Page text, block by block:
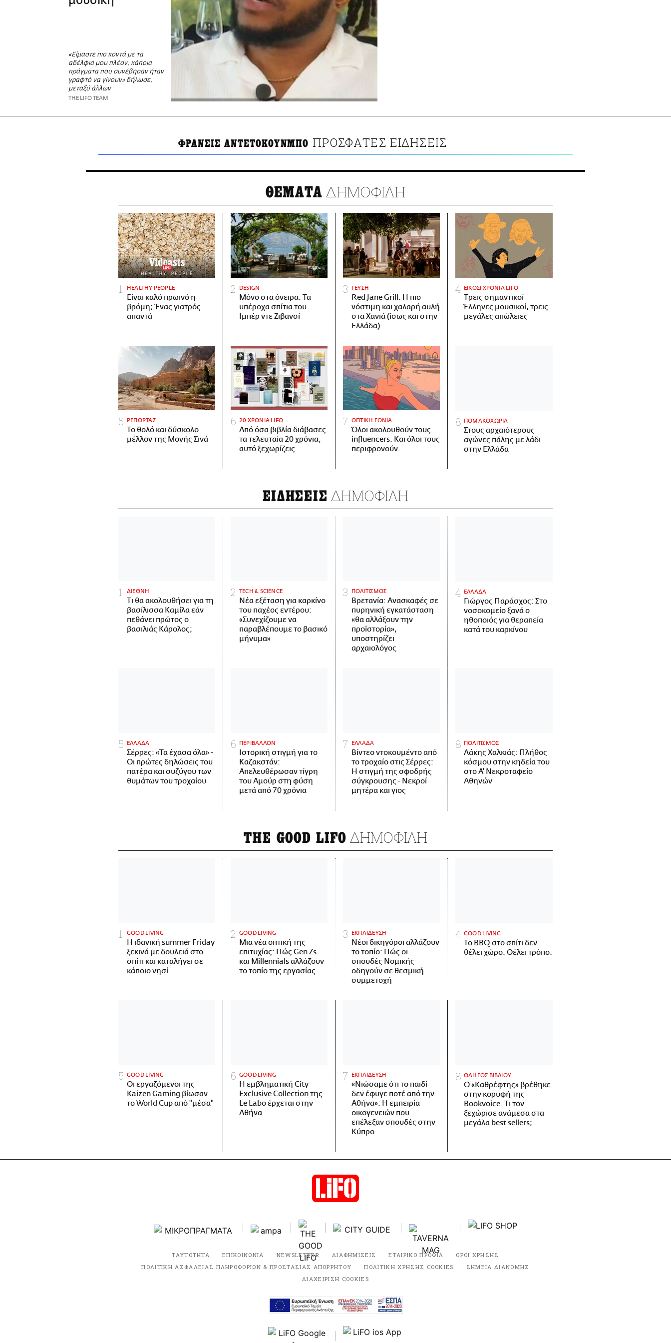
«Είμαστε πιο κοντά με τα
αδέλφια μου πλέον, κάποια
πράγματα που συνέβησαν ήταν
γραφτό να γίνουν» δήλωσε,
μεταξύ άλλων
THE LIFO TEAM
ΦΡΑΝΣΙΣ ΑΝΤΕΤΟΚΟΥΝΜΠΟ ΠΡΟΣΦΑΤΕΣ ΕΙΔΗΣΕΙΣ
ΘΕΜΑΤΑ ΔΗΜΟΦΙΛΗ
HEALTHY PEOPLE
Είναι καλό πρωινό η
βρόμη; Ένας γιατρός
απαντά
DESIGN
Μόνο στα όνειρα: Τα
υπέροχα σπίτια του
Ιμπέρ ντε Ζιβανσί
ΓΕΥΣΗ
Red Jane Grill: Η πιο
νόστιμη και χαλαρή αυλή
στα Χανιά (ίσως και στην
Ελλάδα)
ΕΙΚΟΣΙ ΧΡΟΝΙΑ LIFO
Tρεις σημαντικοί
Έλληνες μουσικοί, τρεις
μεγάλες απώλειες
ΡΕΠΟΡΤΑΖ
Το θολό και δύσκολο
μέλλον της Μονής Σινά
20 ΧΡΟΝΙΑ LIFO
Από όσα βιβλία διάβασες
τα τελευταία 20 χρόνια,
αυτό ξεχωρίζεις
ΟΠΤΙΚΗ ΓΩΝΙΑ
Όλοι ακολουθούν τους
influencers. Και όλοι τους
περιφρονούν.
ΠΟΜΑΚΟΧΩΡΙΑ
Στους αρχαιότερους
αγώνες πάλης με λάδι
στην Ελλάδα
ΕΙΔΗΣΕΙΣ ΔΗΜΟΦΙΛΗ
ΔΙΕΘΝΗ
Τι θα ακολουθήσει για τη
βασίλισσα Καμίλα εάν
πεθάνει πρώτος ο
βασιλιάς Κάρολος;
ΤECH & SCIENCE
Νέα εξέταση για καρκίνο
του παχέος εντέρου:
«Συνεχίζουμε να
παραβλέπουμε το βασικό
μήνυμα»
ΠΟΛΙΤΙΣΜΟΣ
Βρετανία: Ανασκαφές σε
πυρηνική εγκατάσταση
«θα αλλάξουν την
προϊστορία»,
υποστηρίζει
αρχαιολόγος
ΕΛΛΑΔΑ
Γιώργος Παράσχος: Στο
νοσοκομείο ξανά ο
ηθοποιός για θεραπεία
κατά του καρκίνου
ΕΛΛΑΔΑ
Σέρρες: «Τα έχασα όλα» -
Οι πρώτες δηλώσεις του
πατέρα και συζύγου των
θυμάτων του τροχαίου
ΠΕΡΙΒΑΛΛΟΝ
Ιστορική στιγμή για το
Καζακστάν:
Απελευθέρωσαν τίγρη
του Αμούρ στη φύση
μετά από 70 χρόνια
ΕΛΛΑΔΑ
Βίντεο ντοκουμέντο από
το τροχαίο στις Σέρρες:
Η στιγμή της σφοδρής
σύγκρουσης - Νεκροί
μητέρα και γιος
ΠΟΛΙΤΙΣΜΟΣ
Λάκης Χαλκιάς: Πλήθος
κόσμου στην κηδεία του
στο Α' Νεκροταφείο
Αθηνών
THE GOOD LIFO ΔΗΜΟΦΙΛΗ
GOOD LIVING
Η ιδανική summer Friday
ξεκινά με δουλειά στο
σπίτι και καταλήγει σε
κάποιο νησί
GOOD LIVING
Μια νέα οπτική της
επιτυχίας: Πώς Gen Zs
και Millennials αλλάζουν
το τοπίο της εργασίας
ΕΚΠΑΙΔΕΥΣΗ
Νέοι δικηγόροι αλλάζουν
το τοπίο: Πώς οι
σπουδές Νομικής
οδηγούν σε θεσμική
συμμετοχή
GOOD LIVING
Το BBQ στο σπίτι δεν
θέλει χώρο. Θέλει τρόπο.
GOOD LIVING
Οι εργαζόμενοι της
Kaizen Gaming βίωσαν
το World Cup από "μέσα"
GOOD LIVING
Η εμβληματική City
Exclusive Collection της
Le Labo έρχεται στην
Αθήνα
ΕΚΠΑΙΔΕΥΣΗ
«Νιώσαμε ότι το παιδί
δεν έφυγε ποτέ από την
Αθήνα»: Η εμπειρία
οικογενειών που
επέλεξαν σπουδές στην
Κύπρο
ΟΔΗΓΟΣ ΒΙΒΛΙΟΥ
Ο «Καθρέφτης» βρέθηκε
στην κορυφή της
Bookvoice. Τι τον
ξεχώρισε ανάμεσα στα
μεγάλα best sellers;
ΤΑΥΤΟΤΗΤΑ ΕΠΙΚΟΙΝΩΝΙΑ NEWSLETTER ΔΙΑΦΗΜΙΣΕΙΣ ΕΤΑΙΡΙΚΟ ΠΡΟΦΙΛ
ΟΡΟΙ ΧΡΗΣΗΣ
ΠΟΛΙΤΙΚΗ ΑΣΦΑΛΕΙΑΣ ΠΛΗΡΟΦΟΡΙΩΝ & ΠΡΟΣΤΑΣΙΑΣ ΑΠΟΡΡΗΤΟΥ
ΠΟΛΙΤΙΚΗ ΧΡΗΣΗΣ COOKIES
ΣΗΜΕΙΑ ΔΙΑΝΟΜΗΣ
ΔΙΑΧΕΙΡΙΣΗ COOKIES